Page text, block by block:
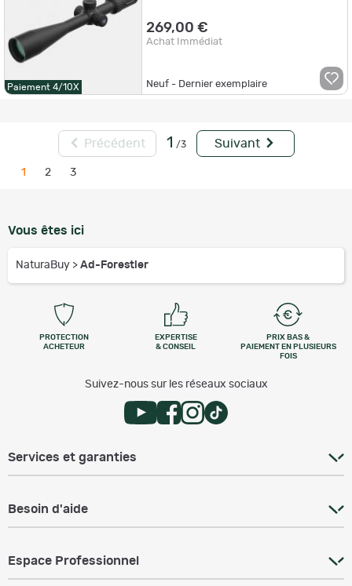
Paiement 4/10X
269,00 €
Achat Immédiat
Neuf - Dernier exemplaire
Précédent 1 /3 Suivant
1 2 3
Vous êtes ici
NaturaBuy > Ad-Forestier
PROTECTION
ACHETEUR
EXPERTISE
& CONSEIL
PRIX BAS &
PAIEMENT EN PLUSIEURS
FOIS
Suivez-nous sur les réseaux sociaux
Services et garanties
Besoin d'aide
Espace Professionnel